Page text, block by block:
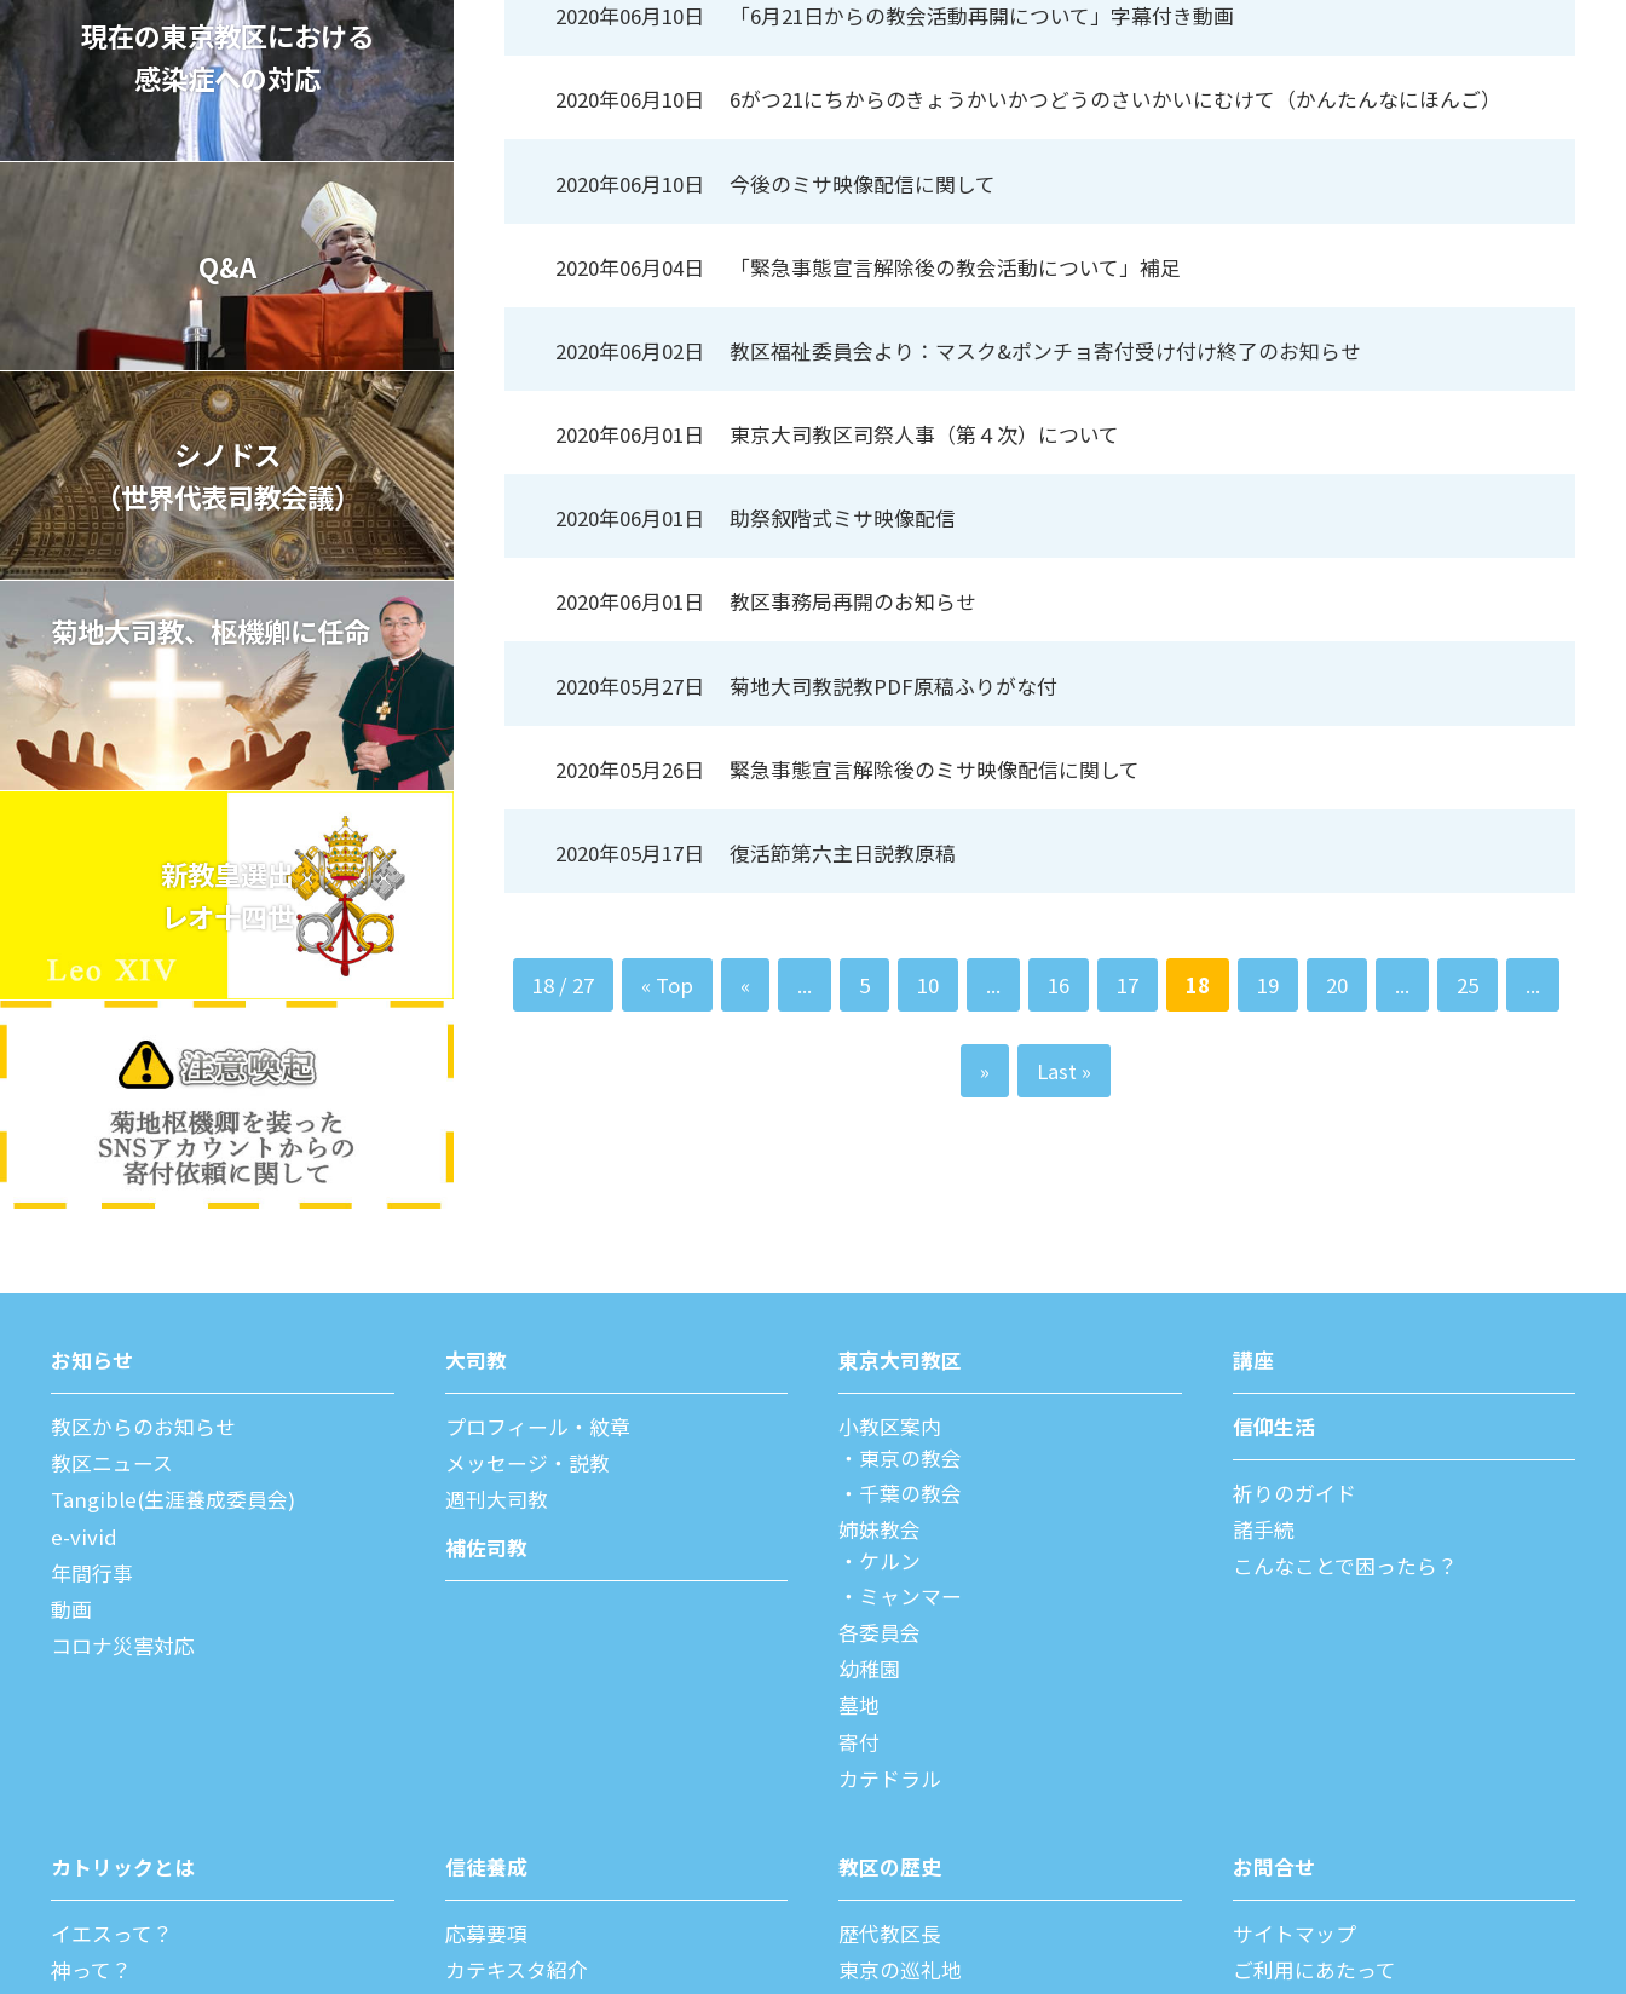
2020年06月10日 「6月21日からの教会活動再開について」字幕付き動画
2020年06月10日 6がつ21にちからのきょうかいかつどうのさいかいにむけて（かんたんなにほんご）
2020年06月10日 今後のミサ映像配信に関して
2020年06月04日 「緊急事態宣言解除後の教会活動について」補足
2020年06月02日 教区福祉委員会より：マスク&ポンチョ寄付受け付け終了のお知らせ
2020年06月01日 東京大司教区司祭人事（第４次）について
2020年06月01日 助祭叙階式ミサ映像配信
2020年06月01日 教区事務局再開のお知らせ
2020年05月27日 菊地大司教説教PDF原稿ふりがな付
2020年05月26日 緊急事態宣言解除後のミサ映像配信に関して
2020年05月17日 復活節第六主日説教原稿
18 / 27 « Top « ... 5 10 ... 16 17 18 19 20 ... 25 ...
» Last »
現在の東京教区における
感染症への対応
Q&A
シノドス
（世界代表司教会議）
菊地大司教、枢機卿に任命
新教皇選出
レオ十四世
お知らせ
教区からのお知らせ
教区ニュース
Tangible(生涯養成委員会)
e-vivid
年間⾏事
動画
コロナ災害対応
⼤司教
プロフィール・紋章
メッセージ・説教
週刊⼤司教
補佐司教
東京⼤司教区
⼩教区案内
東京の教会
千葉の教会
姉妹教会
ケルン
ミャンマー
各委員会
幼稚園
墓地
寄付
カテドラル
講座
信仰⽣活
祈りのガイド
諸⼿続
こんなことで困ったら？
カトリックとは
イエスって？
神って？
信徒養成
応募要項
カテキスタ紹介
教区の歴史
歴代教区⻑
東京の巡礼地
お問合せ
サイトマップ
ご利⽤にあたって